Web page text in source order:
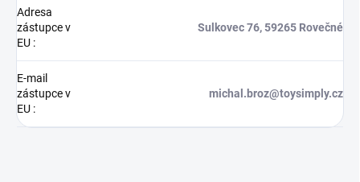
Adresa
zástupce v
EU :
Sulkovec 76, 59265 Rovečné
E-mail
zástupce v
EU :
michal.broz@toysimply.cz